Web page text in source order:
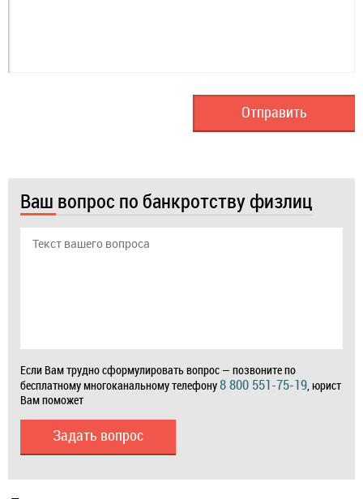
Ваш вопрос по банкротству физлиц
Если Вам трудно сформулировать вопрос — позвоните по
бесплатному многоканальному телефону8 800 551-75-19, юрист
Вам поможет
Задать вопрос